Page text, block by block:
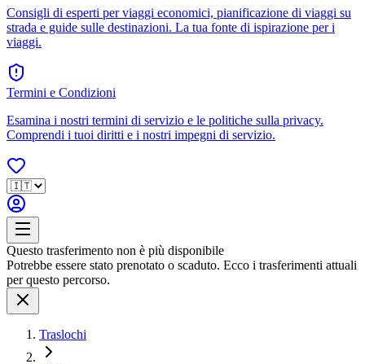
Consigli di esperti per viaggi economici, pianificazione di viaggi su
strada e guide sulle destinazioni. La tua fonte di ispirazione per i
viaggi.
Termini e Condizioni
Esamina i nostri termini di servizio e le politiche sulla privacy.
Comprendi i tuoi diritti e i nostri impegni di servizio.
Questo trasferimento non è più disponibile
Potrebbe essere stato prenotato o scaduto. Ecco i trasferimenti attuali
per questo percorso.
Traslochi